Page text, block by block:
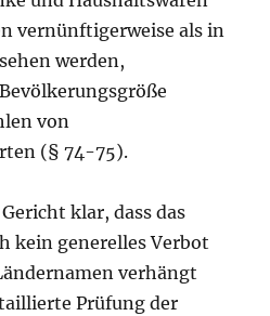
vernünftigerweise als in
werden,
von
(§ 74-75).
klar, dass das
kein generelles Verbot
verhängt
Prüfung der